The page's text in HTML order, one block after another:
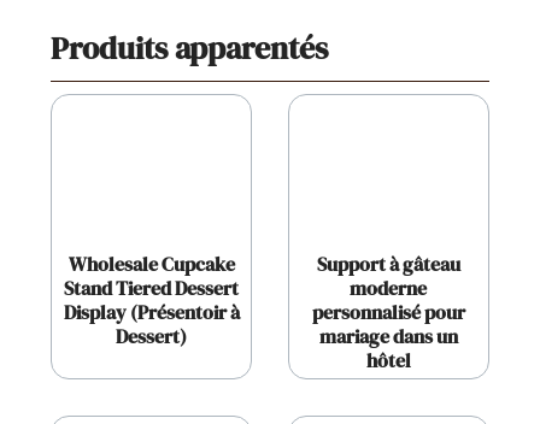
Produits apparentés
Wholesale Cupcake
Stand Tiered Dessert
Display (Présentoir à
Dessert)
Support à gâteau
moderne
personnalisé pour
mariage dans un
hôtel